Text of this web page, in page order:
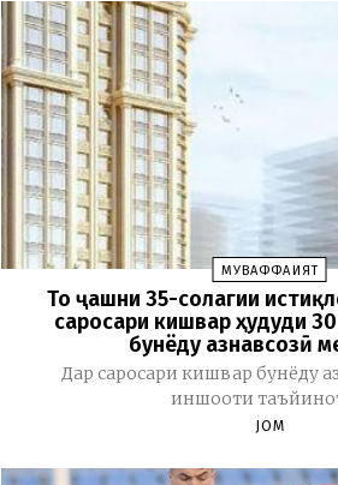
МУВАФФАҚИЯТ
То ҷашни 35-солагии
саросари кишвар ҳудуди
бунёду азнавсозӣ
Дар саросари кишвар бунёду
иншооти
JOM